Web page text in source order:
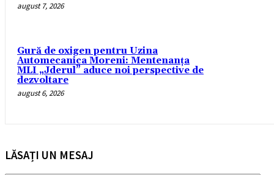
august 7, 2026
Gură de oxigen pentru Uzina
Automecanica Moreni: Mentenanța
MLI „Jderul” aduce noi perspective de
dezvoltare
august 6, 2026
LĂSAȚI UN MESAJ